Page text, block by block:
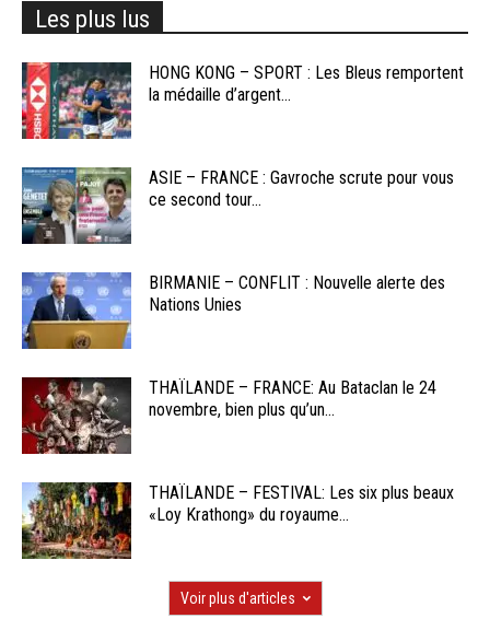
Les plus lus
HONG KONG – SPORT : Les Bleus remportent
la médaille d’argent...
ASIE – FRANCE : Gavroche scrute pour vous
ce second tour...
BIRMANIE – CONFLIT : Nouvelle alerte des
Nations Unies
THAÏLANDE – FRANCE: Au Bataclan le 24
novembre, bien plus qu’un...
THAÏLANDE – FESTIVAL: Les six plus beaux
«Loy Krathong» du royaume...
Voir plus d'articles